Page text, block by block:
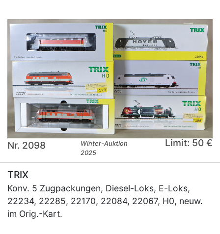
Nr. 2098
Winter-Auktion
2025
Limit: 50 €
TRIX
Konv. 5 Zugpackungen, Diesel-Loks, E-Loks,
22234, 22285, 22170, 22084, 22067, H0, neuw.
im Orig.-Kart.